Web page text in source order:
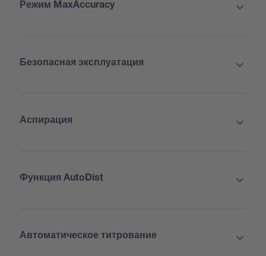
Режим MaxAccuracy
Безопасная эксплуатация
Аспирация
Функция AutoDist
Автоматическое титрование